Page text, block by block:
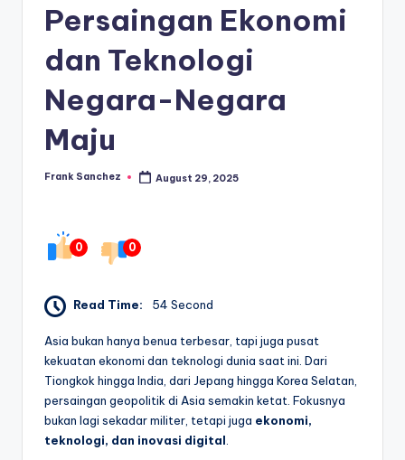
Persaingan Ekonomi
dan Teknologi
Negara-Negara
Maju
Posted
Frank Sanchez August 29, 2025
0 0
Read Time: 54 Second
Asia bukan hanya benua terbesar, tapi juga pusat
kekuatan ekonomi dan teknologi dunia saat ini. Dari
Tiongkok hingga India, dari Jepang hingga Korea Selatan,
persaingan geopolitik di Asia semakin ketat. Fokusnya
bukan lagi sekadar militer, tetapi juga ekonomi,
teknologi, dan inovasi digital